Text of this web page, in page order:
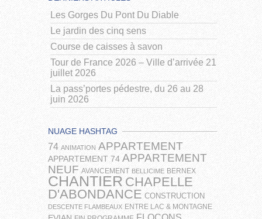
Les Gorges Du Pont Du Diable
Le jardin des cinq sens
Course de caisses à savon
Tour de France 2026 – Ville d’arrivée 21
juillet 2026
La pass’portes pédestre, du 26 au 28
juin 2026
NUAGE HASHTAG
74 ANIMATION APPARTEMENT
APPARTEMENT 74 APPARTEMENT
NEUF AVANCEMENT BELLICIME BERNEX
CHANTIER CHAPELLE
D'ABONDANCE CONSTRUCTION
DESCENTE FLAMBEAUX ENTRE LAC & MONTAGNE